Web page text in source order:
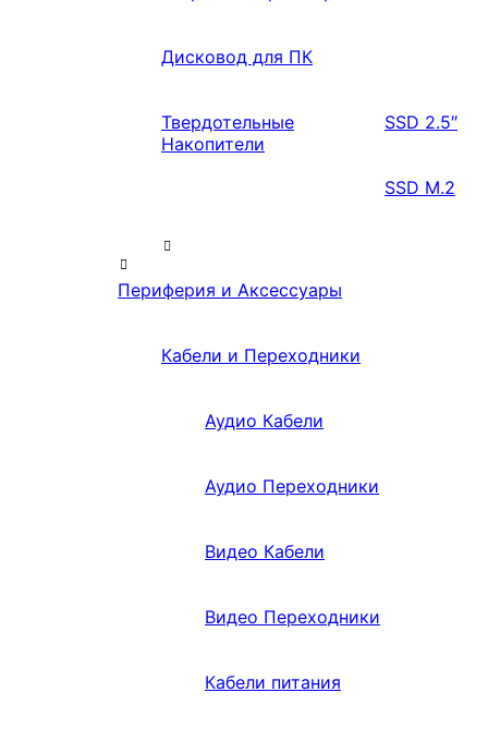
Дисковод для ПК
Твердотельные
Накопители
SSD 2.5″
SSD M.2
Периферия и Аксессуары
Кабели и Переходники
Аудио Кабели
Аудио Переходники
Видео Кабели
Видео Переходники
Кабели питания